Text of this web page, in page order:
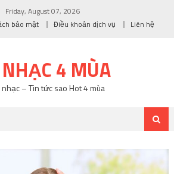
Friday, August 07, 2026
bảo mật Điều khoản dịch vụ Liên hệ
4 MÙA
nhạc – Tin tức sao Hot 4 mùa